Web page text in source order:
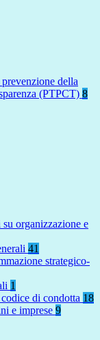
della
(PTPCT) 8
organizzazione e
41
strategico-
1
di condotta 18
e imprese 9